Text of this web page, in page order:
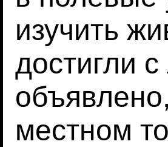
изучить
достигли
местном